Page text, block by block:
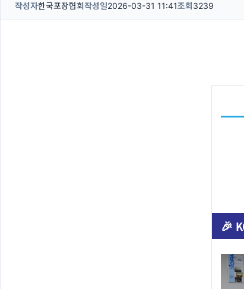
작성자한국포장협회작성일2026-03-31 11:41조회 3239